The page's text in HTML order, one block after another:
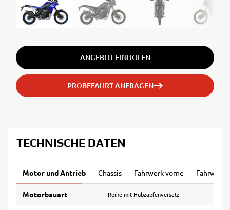
ANGEBOT EINHOLEN
PROBEFAHRT ANFRAGEN
TECHNISCHE DATEN
Motor und Antrieb Chassis Fahrwerk vorne Fahrwerk
Motorbauart Reihe mit Hubzapfenversatz